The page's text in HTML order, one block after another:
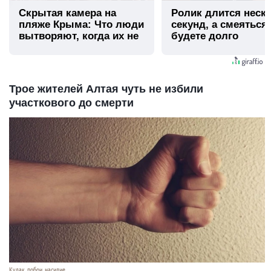
Скрытая камера на
пляже Крыма: Что люди
вытворяют, когда их не
Ролик длится
секунд, а
будете долго
Трое жителей Алтая чуть не избили
участкового до смерти